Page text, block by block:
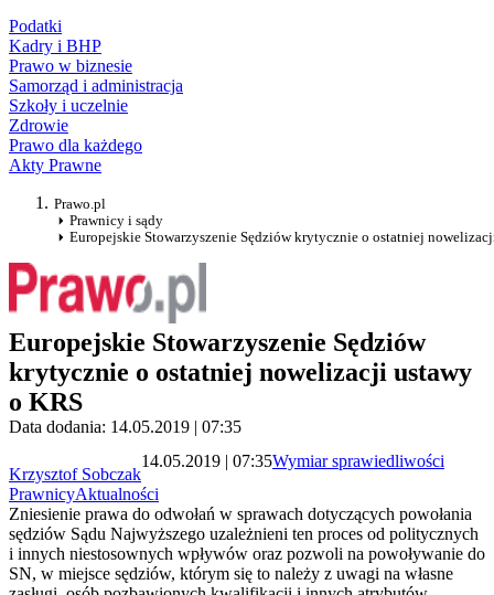
Podatki
Kadry i BHP
Prawo w biznesie
Samorząd i administracja
Szkoły i uczelnie
Zdrowie
Prawo dla każdego
Akty Prawne
Prawo.pl
Prawnicy i sądy
Europejskie Stowarzyszenie Sędziów krytycznie o ostatniej
Europejskie Stowarzyszenie Sędziów
krytycznie o ostatniej nowelizacji ustawy
o KRS
Data dodania: 14.05.2019 | 07:35
Krzysztof Sobczak
14.05.2019 | 07:35Wymiar sprawiedliwości
PrawnicyAktualności
Zniesienie prawa do odwołań w sprawach dotyczących powołania
sędziów Sądu Najwyższego uzależnieni ten proces od politycznych
i innych niestosownych wpływów oraz pozwoli na powoływanie do
SN, w miejsce sędziów, którym się to należy z uwagi na własne